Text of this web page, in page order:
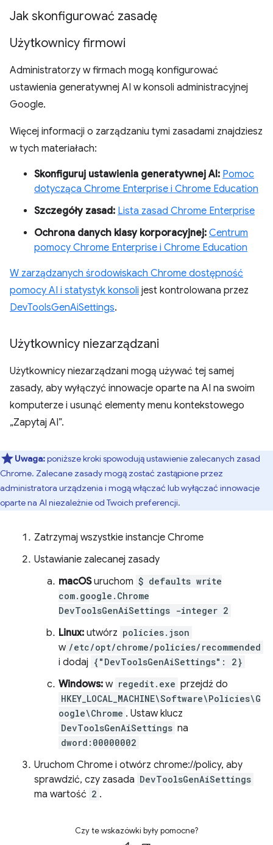
Jak skonfigurować zasadę
Użytkownicy firmowi
Administratorzy w firmach mogą konfigurować
ustawienia generatywnej AI w konsoli administracyjnej
Google.
Więcej informacji o zarządzaniu tymi zasadami znajdziesz
w tych materiałach:
Skonfiguruj ustawienia generatywnej AI: Pomoc
dotycząca Chrome Enterprise i Chrome Education
Szczegóły zasad: Lista zasad Chrome Enterprise
Ochrona danych klasy korporacyjnej: Centrum
pomocy Chrome Enterprise i Chrome Education
W zarządzanych środowiskach Chrome dostępność
pomocy AI i statystyk konsoli jest kontrolowana przez
DevToolsGenAiSettings.
Użytkownicy niezarządzani
Użytkownicy niezarządzani mogą używać tej samej
zasady, aby wyłączyć innowacje oparte na AI na swoim
komputerze i usunąć elementy menu kontekstowego
„Zapytaj AI”.
Uwaga:poniższe kroki spowodują ustawienie zalecanych zasad
Chrome. Zalecane zasady mogą zostać zastąpione przez
administratora urządzenia i mogą włączać lub wyłączać innowacje
oparte na AI niezależnie od Twoich preferencji.
Zatrzymaj wszystkie instancje Chrome
Ustawianie zalecanej zasady
macOSuruchom $ defaults write
com.google.Chrome
DevToolsGenAiSettings -integer 2
Linux: utwórz policies.json
w /etc/opt/chrome/policies/recommended
i dodaj {"DevToolsGenAiSettings": 2}
Windows: w regedit.exe przejdź do
HKEY_LOCAL_MACHINE\Software\Policies\G
oogle\Chrome . Ustaw klucz
DevToolsGenAiSettings na
dword:00000002
Uruchom Chrome i otwórz chrome://policy, aby
sprawdzić, czy zasada DevToolsGenAiSettings
ma wartość 2 .
Czy te wskazówki były pomocne?